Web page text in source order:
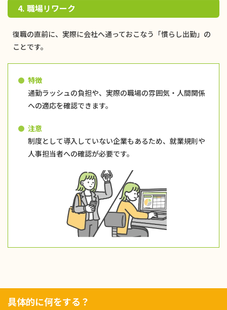
4. 職場リワーク
復職の直前に、実際に会社へ通っておこなう「慣らし出勤」の
ことです。
特徴
通勤ラッシュの負担や、実際の職場の雰囲気・人間関係
への適応を確認できます。
注意
制度として導入していない企業もあるため、就業規則や
人事担当者への確認が必要です。
具体的に何をする？